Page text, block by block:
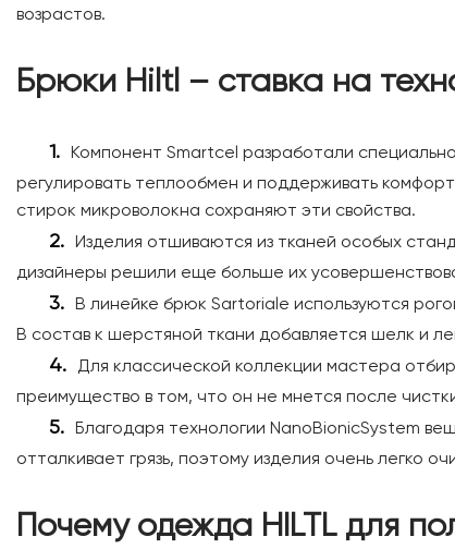
возрастов.
Брюки Hiltl – ставка на
Компонент Smartcel разработали
регулировать теплообмен и поддерживать
стирок микроволокна сохраняют эти свойства.
Изделия отшиваются из тканей особых
дизайнеры решили еще больше их
В линейке брюк Sartoriale используются
В состав к шерстяной ткани добавляется шелк и
Для классической коллекции мастера
преимущество в том, что он не мнется после
Благодаря технологии NanoBionicSystem
отталкивает грязь, поэтому изделия очень легко
Почему одежда HILTL для